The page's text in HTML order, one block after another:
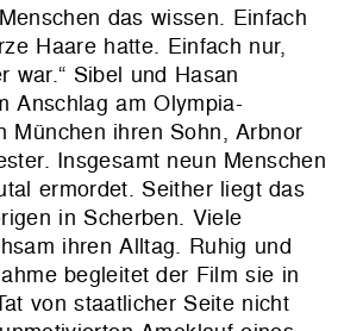
das wissen. Einfach
Haare hatte. Einfach nur,
war.“ Sibel und Hasan
Anschlag am Olympia-
München ihren Sohn, Arbnor
Insgesamt neun Menschen
ermordet. Seither liegt das
in Scherben. Viele
ihren Alltag. Ruhig und
begleitet der Film sie in
von staatlicher Seite nicht